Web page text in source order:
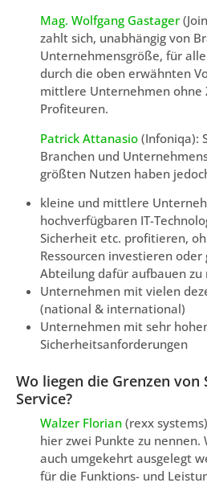
Mag. Wolfgang Gastager
zahlt sich, unabhängig von
Unternehmensgröße, für
durch die oben erwähnten
mittlere Unternehmen ohne
Profiteuren.
Patrick Attanasio (Infoniqa):
Branchen und
größten Nutzen haben
kleine und mittlere
hochverfügbaren IT-
Sicherheit etc. profitieren,
Ressourcen investieren oder
Abteilung dafür aufbauen zu
Unternehmen mit vielen
(national & international)
Unternehmen mit sehr
Sicherheitsanforderungen
Wo liegen die Grenzen von
Service?
Walzer Florian (rexx
hier zwei Punkte zu nennen.
auch umgekehrt ausgelegt
für die Funktions- und